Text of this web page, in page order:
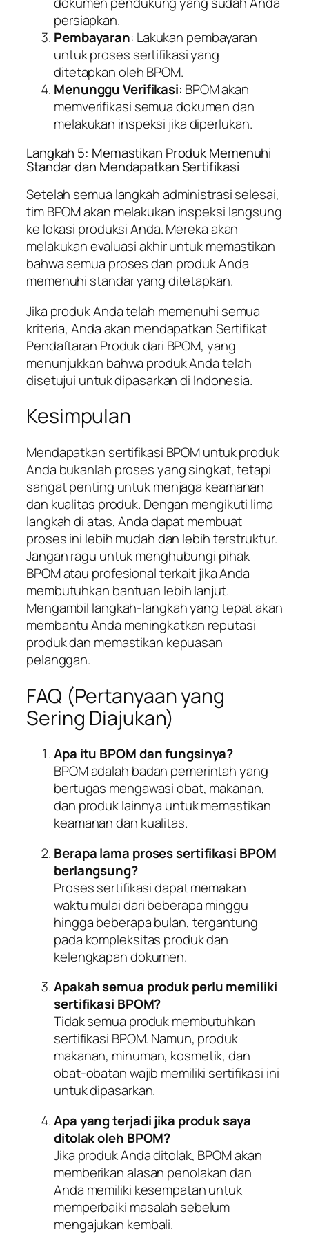
persiapkan.
Pembayaran: Lakukan pembayaran
untuk proses sertifikasi yang
ditetapkan oleh BPOM.
Menunggu Verifikasi: BPOM akan
memverifikasi semua dokumen dan
melakukan inspeksi jika diperlukan.
Langkah 5: Memastikan Produk Memenuhi
Standar dan Mendapatkan Sertifikasi
Setelah semua langkah administrasi selesai,
tim BPOM akan melakukan inspeksi langsung
ke lokasi produksi Anda. Mereka akan
melakukan evaluasi akhir untuk memastikan
bahwa semua proses dan produk Anda
memenuhi standar yang ditetapkan.
Jika produk Anda telah memenuhi semua
kriteria, Anda akan mendapatkan Sertifikat
Pendaftaran Produk dari BPOM, yang
menunjukkan bahwa produk Anda telah
disetujui untuk dipasarkan di Indonesia.
Kesimpulan
Mendapatkan sertifikasi BPOM untuk produk
Anda bukanlah proses yang singkat, tetapi
sangat penting untuk menjaga keamanan
dan kualitas produk. Dengan mengikuti lima
langkah di atas, Anda dapat membuat
proses ini lebih mudah dan lebih terstruktur.
Jangan ragu untuk menghubungi pihak
BPOM atau profesional terkait jika Anda
membutuhkan bantuan lebih lanjut.
Mengambil langkah-langkah yang tepat akan
membantu Anda meningkatkan reputasi
produk dan memastikan kepuasan
pelanggan.
FAQ (Pertanyaan yang
Sering Diajukan)
Apa itu BPOM dan fungsinya?
BPOM adalah badan pemerintah yang
bertugas mengawasi obat, makanan,
dan produk lainnya untuk memastikan
keamanan dan kualitas.
Berapa lama proses sertifikasi BPOM
berlangsung?
Proses sertifikasi dapat memakan
waktu mulai dari beberapa minggu
hingga beberapa bulan, tergantung
pada kompleksitas produk dan
kelengkapan dokumen.
Apakah semua produk perlu memiliki
sertifikasi BPOM?
Tidak semua produk membutuhkan
sertifikasi BPOM. Namun, produk
makanan, minuman, kosmetik, dan
obat-obatan wajib memiliki sertifikasi ini
untuk dipasarkan.
Apa yang terjadi jika produk saya
ditolak oleh BPOM?
Jika produk Anda ditolak, BPOM akan
memberikan alasan penolakan dan
Anda memiliki kesempatan untuk
memperbaiki masalah sebelum
mengajukan kembali.